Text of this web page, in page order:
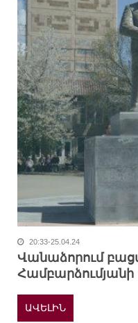
20:33-25.04.24
Վանաձորում
ԱՎԵԼԻՆ